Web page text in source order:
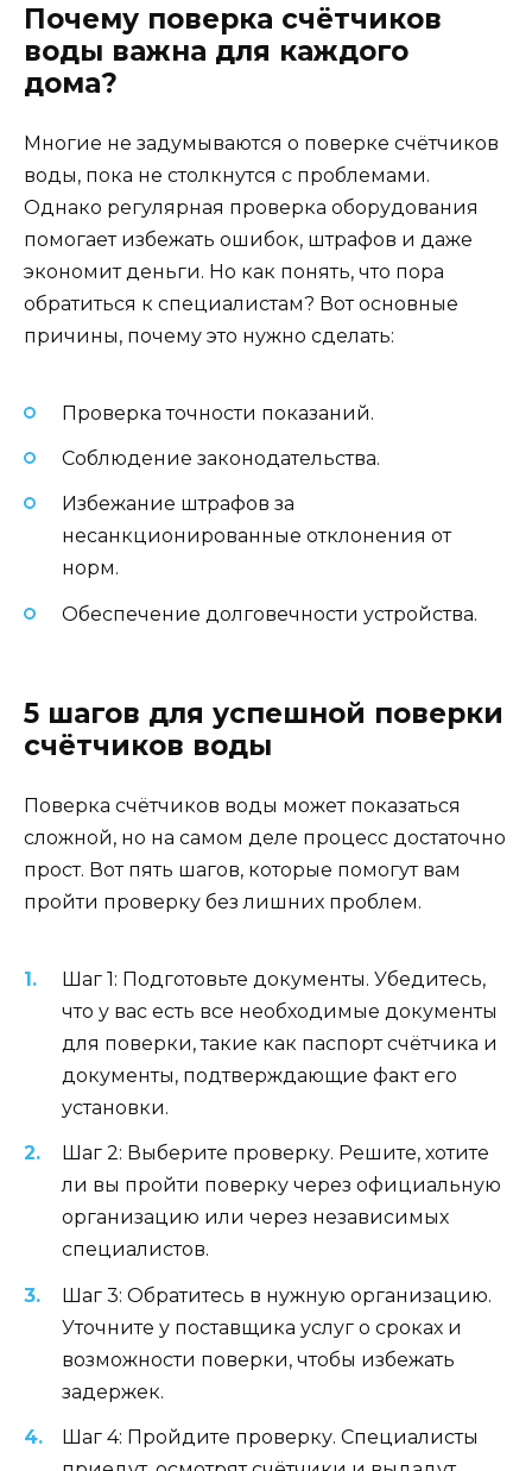
Почему поверка счётчиков
воды важна для каждого
дома?
Многие не задумываются о поверке счётчиков
воды, пока не столкнутся с проблемами.
Однако регулярная проверка оборудования
помогает избежать ошибок, штрафов и даже
экономит деньги. Но как понять, что пора
обратиться к специалистам? Вот основные
причины, почему это нужно сделать:
Проверка точности показаний.
Соблюдение законодательства.
Избежание штрафов за
несанкционированные отклонения от
норм.
Обеспечение долговечности устройства.
5 шагов для успешной поверки
счётчиков воды
Поверка счётчиков воды может показаться
сложной, но на самом деле процесс достаточно
прост. Вот пять шагов, которые помогут вам
пройти проверку без лишних проблем.
Шаг 1: Подготовьте документы. Убедитесь,
что у вас есть все необходимые документы
для поверки, такие как паспорт счётчика и
документы, подтверждающие факт его
установки.
Шаг 2: Выберите проверку. Решите, хотите
ли вы пройти поверку через официальную
организацию или через независимых
специалистов.
Шаг 3: Обратитесь в нужную организацию.
Уточните у поставщика услуг о сроках и
возможности поверки, чтобы избежать
задержек.
Шаг 4: Пройдите проверку. Специалисты